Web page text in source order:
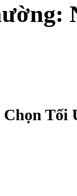
Tối